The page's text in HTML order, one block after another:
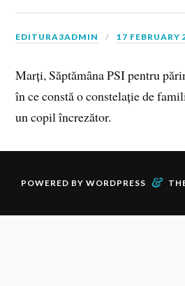
EDITURA3ADMIN 17 FEBRUARY
Marți, Săptămâna PSI pentru
în ce constă o constelație de
un copil încrezător.
POWERED BY WORDPRESS &